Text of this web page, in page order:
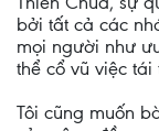
bởi tất cả các
mọi người như
thể cổ vũ việc tái
Tôi cũng muốn